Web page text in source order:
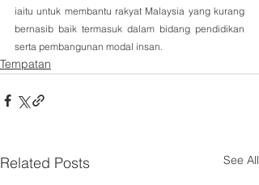
iaitu untuk membantu rakyat Malaysia yang kurang
bernasib baik termasuk dalam bidang pendidikan
serta pembangunan modal insan.
Tempatan
Related Posts See All